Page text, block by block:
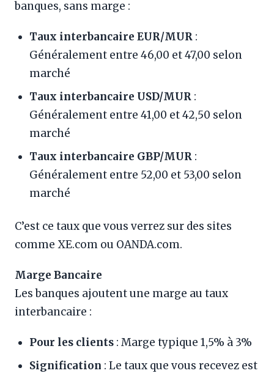
banques, sans marge :
Taux interbancaire EUR/MUR :
Généralement entre 46,00 et 47,00 selon
marché
Taux interbancaire USD/MUR :
Généralement entre 41,00 et 42,50 selon
marché
Taux interbancaire GBP/MUR :
Généralement entre 52,00 et 53,00 selon
marché
C’est ce taux que vous verrez sur des sites
comme XE.com ou OANDA.com.
Marge Bancaire
Les banques ajoutent une marge au taux
interbancaire :
Pour les clients : Marge typique 1,5% à 3%
Signification : Le taux que vous recevez est